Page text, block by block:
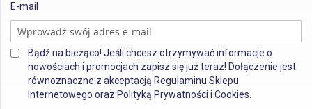
E-mail
Bądź na bieżąco! Jeśli chcesz otrzymywać informacje o
nowościach i promocjach zapisz się już teraz! Dołączenie jest
równoznaczne z akceptacją Regulaminu Sklepu
Internetowego oraz Polityką Prywatności i Cookies.